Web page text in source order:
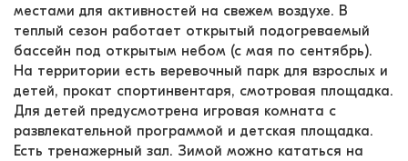
местами для активностей на свежем воздухе. В
теплый сезон работает открытый подогреваемый
бассейн под открытым небом (с мая по сентябрь).
На территории есть веревочный парк для взрослых и
детей, прокат спортинвентаря, смотровая площадка.
Для детей предусмотрена игровая комната с
развлекательной программой и детская площадка.
Есть тренажерный зал. Зимой можно кататься на